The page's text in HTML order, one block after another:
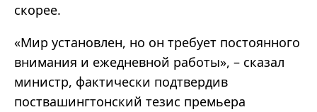
скорее.
«Мир установлен, но он требует постоянного
внимания и ежедневной работы», – сказал
министр, фактически подтвердив
поствашингтонский тезис премьера